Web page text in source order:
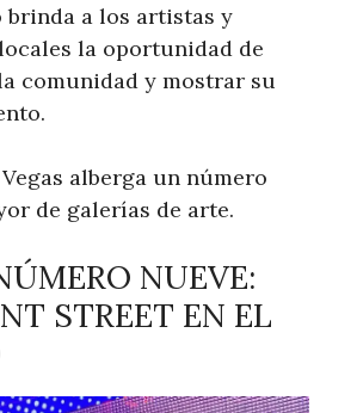
brinda a los artistas y
la oportunidad de
comunidad y mostrar su
alberga un número
de galerías de arte.
NUEVE:
STREET EN EL